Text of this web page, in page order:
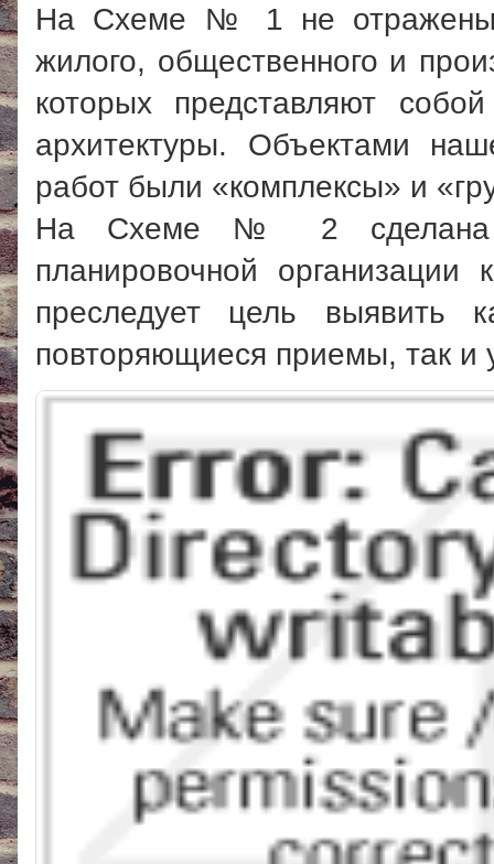
На Схеме № 1 не отражены
жилого, общественного и
которых представляют
архитектуры. Объектами
работ были «комплексы» и
На Схеме № 2 сделана
планировочной организации
преследует цель выявить
повторяющиеся приемы, так и